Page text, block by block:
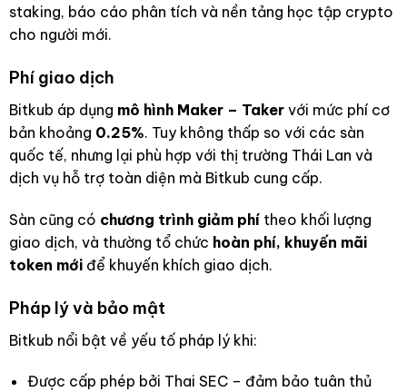
staking, báo cáo phân tích và nền tảng học tập crypto
cho người mới.
Phí giao dịch
Bitkub áp dụng mô hình Maker – Takervới mức phí cơ
bản khoảng 0.25%. Tuy không thấp so với các sàn
quốc tế, nhưng lại phù hợp với thị trường Thái Lan và
dịch vụ hỗ trợ toàn diện mà Bitkub cung cấp.
Sàn cũng có chương trình giảm phítheo khối lượng
giao dịch, và thường tổ chức hoàn phí, khuyến mãi
token mớiđể khuyến khích giao dịch.
Pháp lý và bảo mật
Bitkub nổi bật về yếu tố pháp lý khi:
Được cấp phép bởi Thai SEC – đảm bảo tuân thủ